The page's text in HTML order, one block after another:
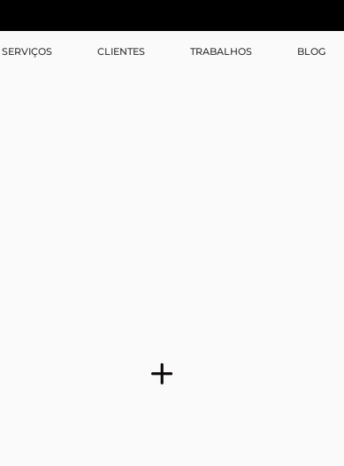
SERVIÇOS CLIENTES TRABALHOS BLOG